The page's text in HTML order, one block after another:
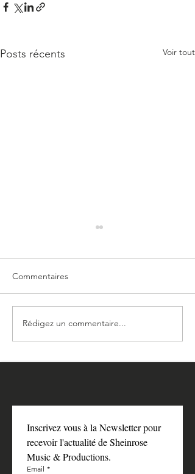
Posts récents Voir tout
Episode 3 : lumière et
Captivité, discerner les
monde (1/1)
Commentaires
Rédigez un commentaire...
Inscrivez vous à la Newsletter pour
recevoir l'actualité de Sheinrose
Music & Productions.
Email *